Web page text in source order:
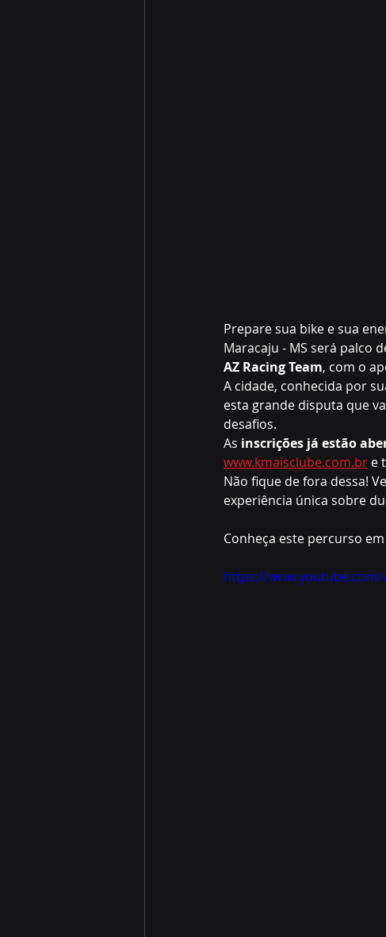
Prepare sua bike e sua
Maracaju - MS será palco
AZ Racing Team, com o
A cidade, conhecida por
esta grande disputa que
desafios.
As inscrições já estão
www.kmaisclube.com.br e
Não fique de fora dessa!
experiência única sobre
Conheça este percurso
https://www.youtube.com/